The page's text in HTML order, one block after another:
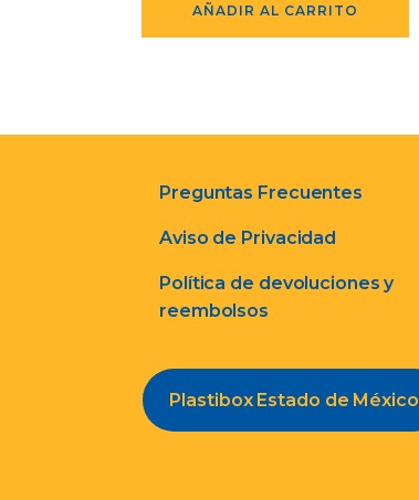
AÑADIR AL CARRITO
Preguntas Frecuentes
Aviso de Privacidad
Política de devoluciones y
reembolsos
Plastibox Estado de México